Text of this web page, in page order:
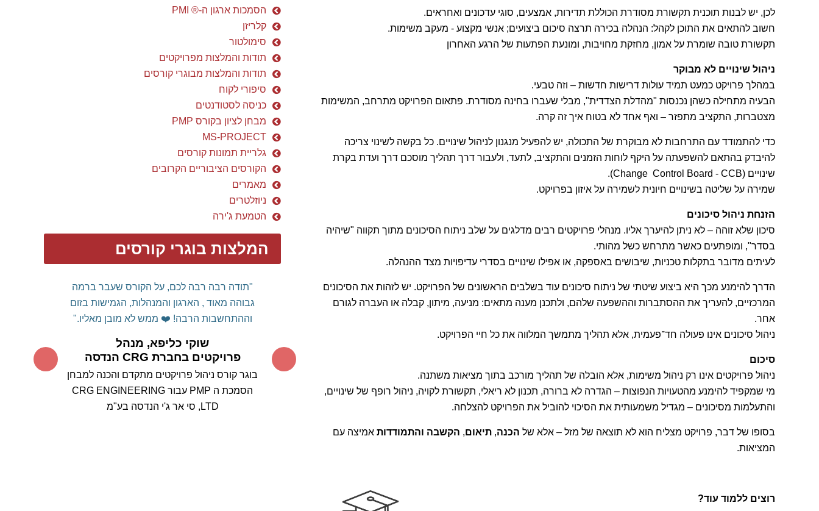
לכן, יש לבנות תוכנית תקשורת מסודרת הכוללת תדירות, אמצעים, סוגי עדכונים ואחראים.
חשוב להתאים את התוכן לקהל: הנהלה בכירה תרצה סיכום ביצועים; אנשי מקצוע - מעקב משימות.
תקשורת טובה שומרת על אמון, מחזקת מחויבות, ומונעת הפתעות של הרגע האחרון
ניהול שינויים לא מבוקר
במהלך פרויקט כמעט תמיד עולות דרישות חדשות – וזה טבעי.
הבעיה מתחילה כשהן נכנסות "מהדלת הצדדית", מבלי שעברו בחינה מסודרת. פתאום הפרויקט מתרחב, המשימות
מצטברות, התקציב מתפזר – ואף אחד לא בטוח איך זה קרה.
כדי להתמודד עם התרחבות לא מבוקרת של התכולה, יש להפעיל מנגנון לניהול שינויים. כל בקשה לשינוי צריכה
להיבדק בהתאם להשפעתה על היקף לוחות הזמנים והתקציב, לתעד, ולעבור דרך תהליך מוסכם דרך ועדת בקרת
שינויים (Change Control Board - CCB).
שמירה על שליטה בשינויים חיונית לשמירה על איזון בפרויקט.
הזנחת ניהול סיכונים
סיכון שלא זוהה – לא ניתן להיערך אליו. מנהלי פרויקטים רבים מדלגים על שלב ניתוח הסיכונים מתוך תקווה "שיהיה
בסדר", ומופתעים כאשר מתרחש כשל מהותי.
לעיתים מדובר בתקלות טכניות, שיבושים באספקה, או אפילו שינויים בסדרי עדיפויות מצד ההנהלה.
הדרך להימנע מכך היא ביצוע שיטתי של ניתוח סיכונים עוד בשלבים הראשונים של הפרויקט. יש לזהות את הסיכונים
המרכזיים, להעריך את ההסתברות וההשפעה שלהם, ולתכנן מענה מתאים: מניעה, מיתון, קבלה או העברה לגורם
אחר.
ניהול סיכונים אינו פעולה חד־פעמית, אלא תהליך מתמשך המלווה את כל חיי הפרויקט.
סיכום
ניהול פרויקטים אינו רק ניהול משימות, אלא הובלה של תהליך מורכב בתוך מציאות משתנה.
מי שמקפיד להימנע מהטעויות הנפוצות – הגדרה לא ברורה, תכנון לא ריאלי, תקשורת לקויה, ניהול רופף של שינויים,
והתעלמות מסיכונים – מגדיל משמעותית את הסיכוי להוביל את הפרויקט להצלחה.
בסופו של דבר, פרויקט מצליח הוא לא תוצאה של מזל – אלא של הכנה, תיאום, הקשבה והתמודדות אמיצה עם
המציאות.
רוצים ללמוד עוד?
הסמכות ארגון ה-® PMI
קלריזן
סימולטור
תודות והמלצות מפרויקטים
תודות והמלצות מבוגרי קורסים
סיפורי לקוח
כניסה לסטודנטים
מבחן לציון בקורס PMP
MS-PROJECT
גלריית תמונות קורסים
הקורסים הציבוריים הקרובים
מאמרים
ניוזלטרים
הטמעת ג'ירה
המלצות בוגרי קורסים
"תודה רבה רבה לכם, על הקורס שעבר ברמה
גבוהה מאוד , הארגון והמנהלות, הגמישות בזום
וההתחשבות הרבה! ❤️ ממש לא מובן מאליו."
שוקי כליפא, מנהל
פרויקטים בחברת CRG הנדסה
בוגר קורס ניהול פרויקטים מתקדם והכנה למבחן
הסמכת ה PMP עבור CRG ENGINEERING
LTD, סי אר ג'י הנדסה בע"מ